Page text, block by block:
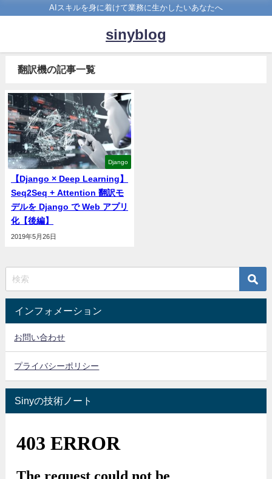
AIスキルを身に着けて業務に生かしたいあなたへ
sinyblog
翻訳機の記事一覧
Django
【Django × Deep Learning】
Seq2Seq + Attention 翻訳モ
デルを Django で Web アプリ
化【後編】
2019年5月26日
インフォメーション
お問い合わせ
プライバシーポリシー
Sinyの技術ノート